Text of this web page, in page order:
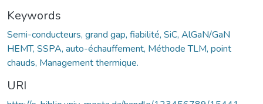
Keywords
Semi-conducteurs, grand gap, fiabilité, SiC, AlGaN/GaN
HEMT, SSPA, auto-échauffement, Méthode TLM, point
chauds, Management thermique.
URI